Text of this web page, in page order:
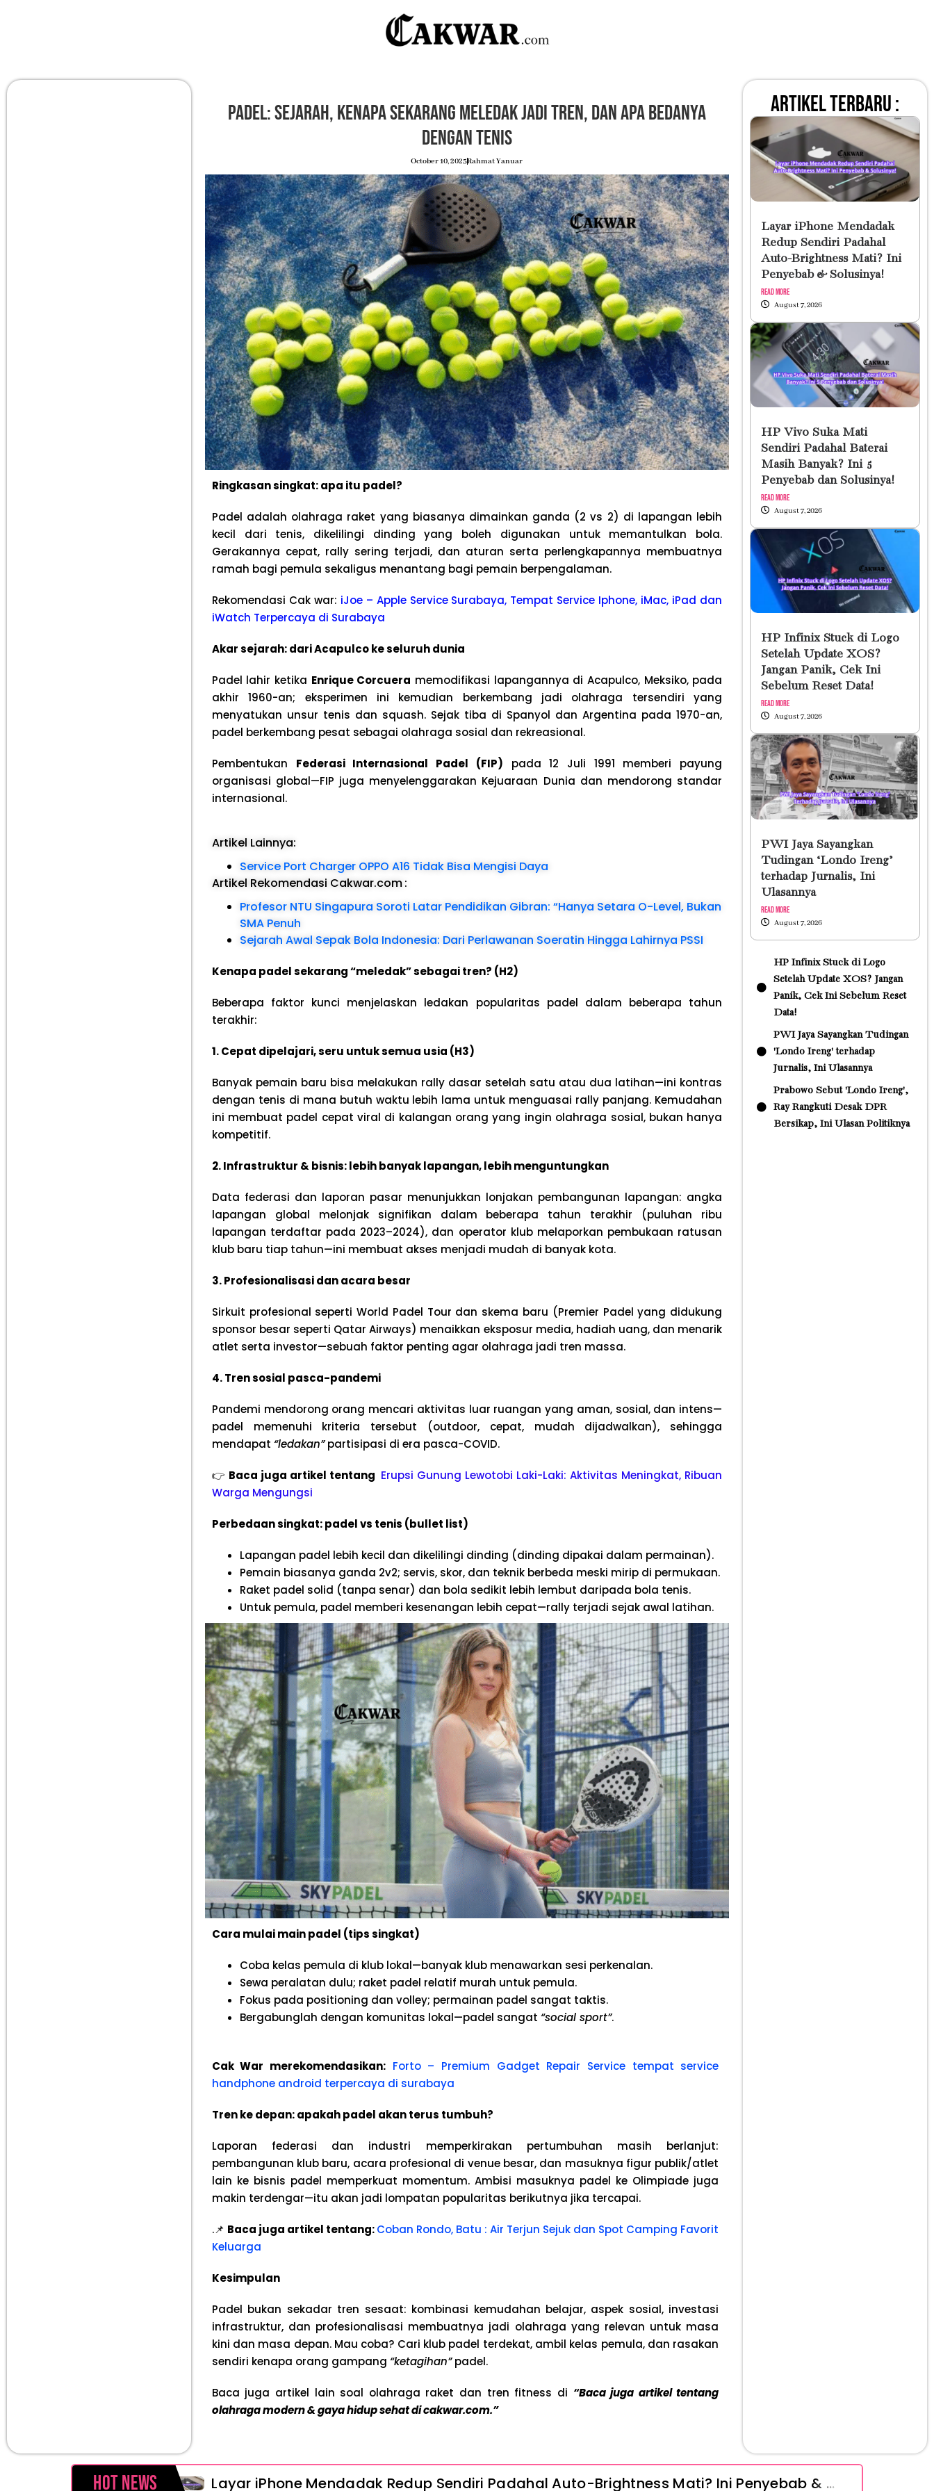
Padel: Sejarah, Kenapa Sekarang Meledak Jadi Tren, dan Apa Bedanya
dengan Tenis
October 10, 2025Rahmat Yanuar
Ringkasan singkat: apa itu padel?
Padel adalah olahraga raket yang biasanya dimainkan ganda (2 vs 2) di lapangan lebih
kecil dari tenis, dikelilingi dinding yang boleh digunakan untuk memantulkan bola.
Gerakannya cepat, rally sering terjadi, dan aturan serta perlengkapannya membuatnya
ramah bagi pemula sekaligus menantang bagi pemain berpengalaman.
Rekomendasi Cak war: iJoe – Apple Service Surabaya, Tempat Service Iphone, iMac, iPad dan
iWatch Terpercaya di Surabaya
Akar sejarah: dari Acapulco ke seluruh dunia
Padel lahir ketika Enrique Corcuera memodifikasi lapangannya di Acapulco, Meksiko, pada
akhir 1960-an; eksperimen ini kemudian berkembang jadi olahraga tersendiri yang
menyatukan unsur tenis dan squash. Sejak tiba di Spanyol dan Argentina pada 1970-an,
padel berkembang pesat sebagai olahraga sosial dan rekreasional.
Pembentukan Federasi Internasional Padel (FIP) pada 12 Juli 1991 memberi payung
organisasi global—FIP juga menyelenggarakan Kejuaraan Dunia dan mendorong standar
internasional.
Artikel Lainnya:
Service Port Charger OPPO A16 Tidak Bisa Mengisi Daya
Artikel Rekomendasi Cakwar.com:
Profesor NTU Singapura Soroti Latar Pendidikan Gibran: “Hanya Setara O-Level, Bukan
SMA Penuh
Sejarah Awal Sepak Bola Indonesia: Dari Perlawanan Soeratin Hingga Lahirnya PSSI
Kenapa padel sekarang “meledak” sebagai tren? (H2)
Beberapa faktor kunci menjelaskan ledakan popularitas padel dalam beberapa tahun
terakhir:
1. Cepat dipelajari, seru untuk semua usia (H3)
Banyak pemain baru bisa melakukan rally dasar setelah satu atau dua latihan—ini kontras
dengan tenis di mana butuh waktu lebih lama untuk menguasai rally panjang. Kemudahan
ini membuat padel cepat viral di kalangan orang yang ingin olahraga sosial, bukan hanya
kompetitif.
2. Infrastruktur & bisnis: lebih banyak lapangan, lebih menguntungkan
Data federasi dan laporan pasar menunjukkan lonjakan pembangunan lapangan: angka
lapangan global melonjak signifikan dalam beberapa tahun terakhir (puluhan ribu
lapangan terdaftar pada 2023–2024), dan operator klub melaporkan pembukaan ratusan
klub baru tiap tahun—ini membuat akses menjadi mudah di banyak kota.
3. Profesionalisasi dan acara besar
Sirkuit profesional seperti World Padel Tour dan skema baru (Premier Padel yang didukung
sponsor besar seperti Qatar Airways) menaikkan eksposur media, hadiah uang, dan menarik
atlet serta investor—sebuah faktor penting agar olahraga jadi tren massa.
4. Tren sosial pasca-pandemi
Pandemi mendorong orang mencari aktivitas luar ruangan yang aman, sosial, dan intens—
padel memenuhi kriteria tersebut (outdoor, cepat, mudah dijadwalkan), sehingga
mendapat “ledakan”partisipasi di era pasca-COVID.
👉 Baca juga artikel tentang Erupsi Gunung Lewotobi Laki-Laki: Aktivitas Meningkat, Ribuan
Warga Mengungsi
Perbedaan singkat: padel vs tenis (bullet list)
Lapangan padel lebih kecil dan dikelilingi dinding (dinding dipakai dalam permainan).
Pemain biasanya ganda 2v2; servis, skor, dan teknik berbeda meski mirip di permukaan.
Raket padel solid (tanpa senar) dan bola sedikit lebih lembut daripada bola tenis.
Untuk pemula, padel memberi kesenangan lebih cepat—rally terjadi sejak awal latihan.
Cara mulai main padel (tips singkat)
Coba kelas pemula di klub lokal—banyak klub menawarkan sesi perkenalan.
Sewa peralatan dulu; raket padel relatif murah untuk pemula.
Fokus pada positioning dan volley; permainan padel sangat taktis.
Bergabunglah dengan komunitas lokal—padel sangat “social sport”.
Cak War merekomendasikan: Forto – Premium Gadget Repair Service tempat service
handphone android terpercaya di surabaya
Tren ke depan: apakah padel akan terus tumbuh?
Laporan federasi dan industri memperkirakan pertumbuhan masih berlanjut:
pembangunan klub baru, acara profesional di venue besar, dan masuknya figur publik/atlet
lain ke bisnis padel memperkuat momentum. Ambisi masuknya padel ke Olimpiade juga
makin terdengar—itu akan jadi lompatan popularitas berikutnya jika tercapai.
.📌 Baca juga artikel tentang:Coban Rondo, Batu : Air Terjun Sejuk dan Spot Camping Favorit
Keluarga
Kesimpulan
Padel bukan sekadar tren sesaat: kombinasi kemudahan belajar, aspek sosial, investasi
infrastruktur, dan profesionalisasi membuatnya jadi olahraga yang relevan untuk masa
kini dan masa depan. Mau coba? Cari klub padel terdekat, ambil kelas pemula, dan rasakan
sendiri kenapa orang gampang “ketagihan”padel.
Baca juga artikel lain soal olahraga raket dan tren fitness di “Baca juga artikel tentang
olahraga modern & gaya hidup sehat di cakwar.com.”
artikel terbaru :
Layar iPhone Mendadak
Redup Sendiri Padahal
Auto-Brightness Mati? Ini
Penyebab & Solusinya!
Read More
August 7, 2026
HP Vivo Suka Mati
Sendiri Padahal Baterai
Masih Banyak? Ini 5
Penyebab dan Solusinya!
Read More
August 7, 2026
HP Infinix Stuck di Logo
Setelah Update XOS?
Jangan Panik, Cek Ini
Sebelum Reset Data!
Read More
August 7, 2026
PWI Jaya Sayangkan
Tudingan ‘Londo Ireng’
terhadap Jurnalis, Ini
Ulasannya
Read More
August 7, 2026
HP Infinix Stuck di Logo
Setelah Update XOS? Jangan
Panik, Cek Ini Sebelum Reset
Data!
PWI Jaya Sayangkan Tudingan
'Londo Ireng' terhadap
Jurnalis, Ini Ulasannya
Prabowo Sebut 'Londo Ireng',
Ray Rangkuti Desak DPR
Bersikap, Ini Ulasan Politiknya
Hot News Layar iPhone Mendadak Redup Sendiri Padahal Auto-Brightness Mati? Ini Penyebab & Solusinya!